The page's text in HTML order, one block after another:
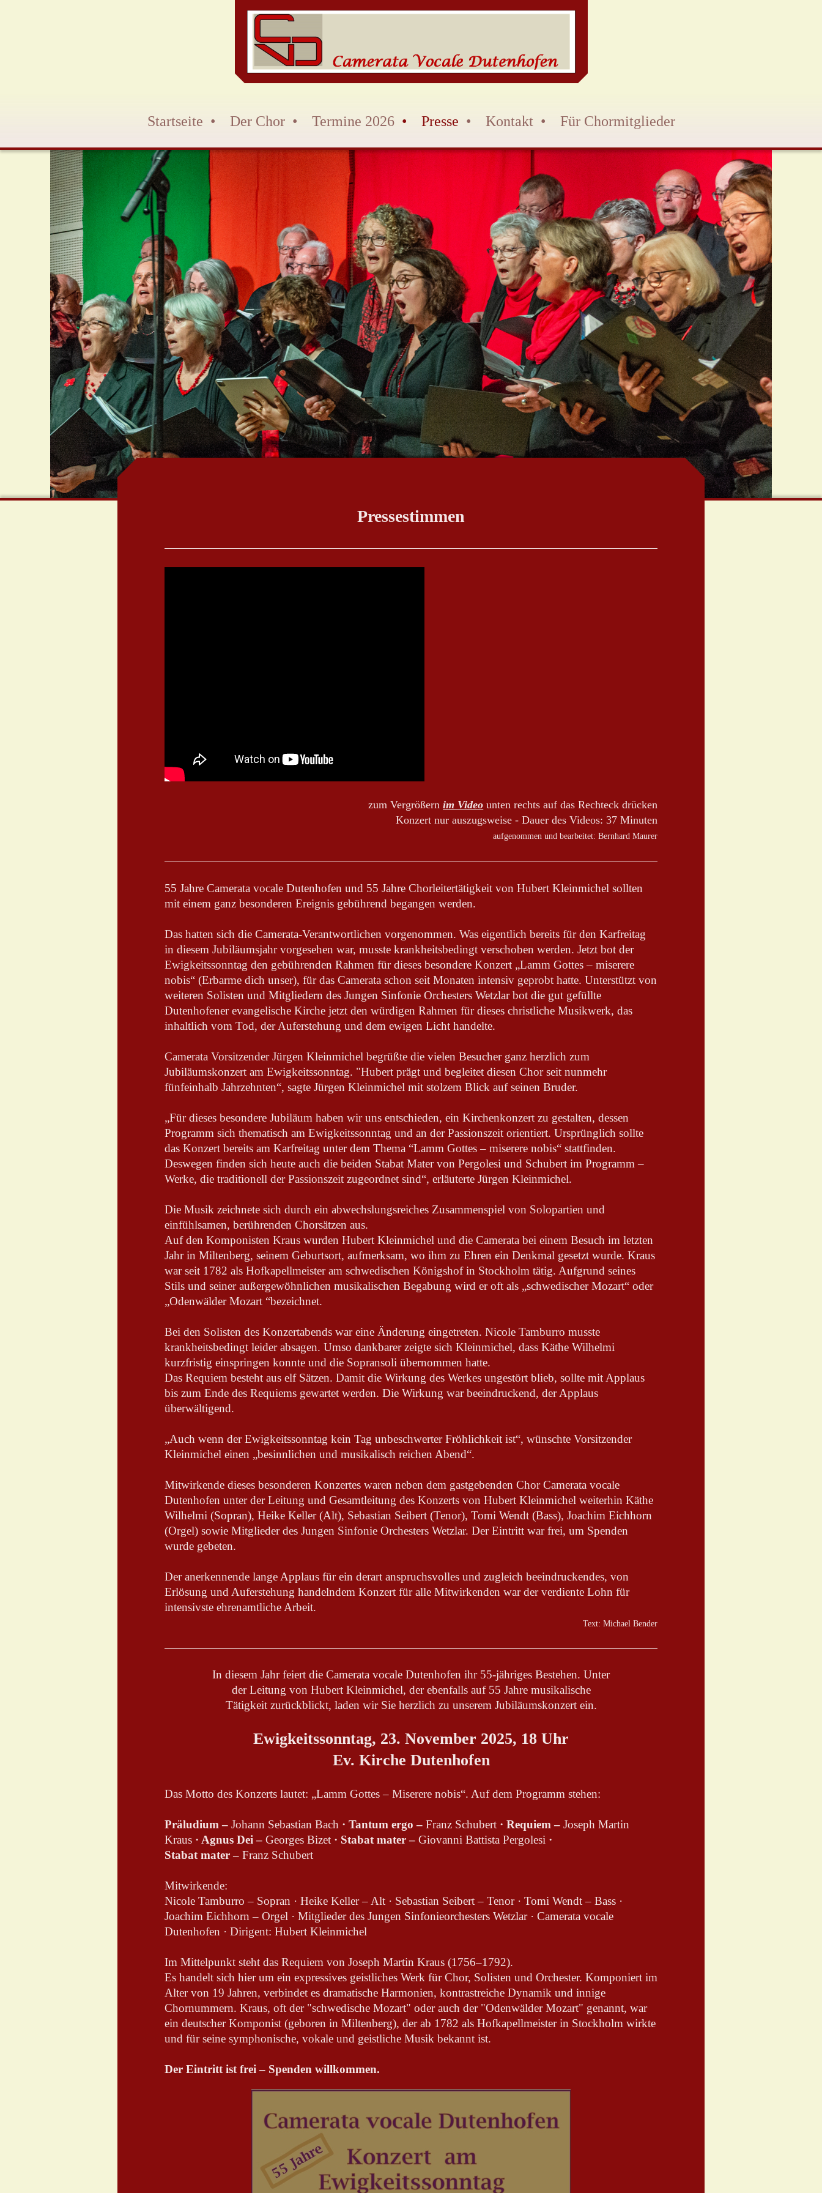
Startseite Der Chor Termine 2026 Presse Kontakt Für Chormitglieder
Pressestimmen
zum Vergrößernim Video unten rechts auf das Rechteck drücken
Konzert nur auszugsweise - Dauer des Videos: 37 Minuten
aufgenommen und bearbeitet: Bernhard Maurer
55 Jahre Camerata vocale Dutenhofen und 55 Jahre Chorleitertätigkeit von Hubert Kleinmichel sollten
mit einem ganz besonderen Ereignis gebührend begangen werden.
Das hatten sich die Camerata-Verantwortlichen vorgenommen. Was eigentlich bereits für den Karfreitag
in diesem Jubiläumsjahr vorgesehen war, musste krankheitsbedingt verschoben werden. Jetzt bot der
Ewigkeitssonntag den gebührenden Rahmen für dieses besondere Konzert „Lamm Gottes – miserere
nobis“ (Erbarme dich unser), für das Camerata schon seit Monaten intensiv geprobt hatte. Unterstützt von
weiteren Solisten und Mitgliedern des Jungen Sinfonie Orchesters Wetzlar bot die gut gefüllte
Dutenhofener evangelische Kirche jetzt den würdigen Rahmen für dieses christliche Musikwerk, das
inhaltlich vom Tod, der Auferstehung und dem ewigen Licht handelte.
Camerata Vorsitzender Jürgen Kleinmichel begrüßte die vielen Besucher ganz herzlich zum
Jubiläumskonzert am Ewigkeitssonntag. "Hubert prägt und begleitet diesen Chor seit nunmehr
fünfeinhalb Jahrzehnten“, sagte Jürgen Kleinmichel mit stolzem Blick auf seinen Bruder.
„Für dieses besondere Jubiläum haben wir uns entschieden, ein Kirchenkonzert zu gestalten, dessen
Programm sich thematisch am Ewigkeitssonntag und an der Passionszeit orientiert. Ursprünglich sollte
das Konzert bereits am Karfreitag unter dem Thema “Lamm Gottes – miserere nobis“ stattfinden.
Deswegen finden sich heute auch die beiden Stabat Mater von Pergolesi und Schubert im Programm –
Werke, die traditionell der Passionszeit zugeordnet sind“, erläuterte Jürgen Kleinmichel.
Die Musik zeichnete sich durch ein abwechslungsreiches Zusammenspiel von Solopartien und
einfühlsamen, berührenden Chorsätzen aus.
Auf den Komponisten Kraus wurden Hubert Kleinmichel und die Camerata bei einem Besuch im letzten
Jahr in Miltenberg, seinem Geburtsort, aufmerksam, wo ihm zu Ehren ein Denkmal gesetzt wurde. Kraus
war seit 1782 als Hofkapellmeister am schwedischen Königshof in Stockholm tätig. Aufgrund seines
Stils und seiner außergewöhnlichen musikalischen Begabung wird er oft als „schwedischer Mozart“ oder
„Odenwälder Mozart “bezeichnet.
Bei den Solisten des Konzertabends war eine Änderung eingetreten. Nicole Tamburro musste
krankheitsbedingt leider absagen. Umso dankbarer zeigte sich Kleinmichel, dass Käthe Wilhelmi
kurzfristig einspringen konnte und die Sopransoli übernommen hatte.
Das Requiem besteht aus elf Sätzen. Damit die Wirkung des Werkes ungestört blieb, sollte mit Applaus
bis zum Ende des Requiems gewartet werden. Die Wirkung war beeindruckend, der Applaus
überwältigend.
„Auch wenn der Ewigkeitssonntag kein Tag unbeschwerter Fröhlichkeit ist“, wünschte Vorsitzender
Kleinmichel einen „besinnlichen und musikalisch reichen Abend“.
Mitwirkende dieses besonderen Konzertes waren neben dem gastgebenden Chor Camerata vocale
Dutenhofen unter der Leitung und Gesamtleitung des Konzerts von Hubert Kleinmichel weiterhin Käthe
Wilhelmi (Sopran), Heike Keller (Alt), Sebastian Seibert (Tenor), Tomi Wendt (Bass), Joachim Eichhorn
(Orgel) sowie Mitglieder des Jungen Sinfonie Orchesters Wetzlar. Der Eintritt war frei, um Spenden
wurde gebeten.
Der anerkennende lange Applaus für ein derart anspruchsvolles und zugleich beeindruckendes, von
Erlösung und Auferstehung handelndem Konzert für alle Mitwirkenden war der verdiente Lohn für
intensivste ehrenamtliche Arbeit.
Text: Michael Bender
In diesem Jahr feiert die Camerata vocale Dutenhofen ihr 55-jähriges Bestehen. Unter
der Leitung von Hubert Kleinmichel, der ebenfalls auf 55 Jahre musikalische
Tätigkeit zurückblickt, laden wir Sie herzlich zu unserem Jubiläumskonzert ein.
Ewigkeitssonntag, 23. November 2025, 18 Uhr
Ev. Kirche Dutenhofen
Das Motto des Konzerts lautet: „Lamm Gottes – Miserere nobis“. Auf dem Programm stehen:
Präludium –Johann Sebastian Bach · Tantum ergo –Franz Schubert · Requiem –Joseph Martin
Kraus · Agnus Dei –Georges Bizet · Stabat mater –Giovanni Battista Pergolesi ·
Stabat mater –Franz Schubert
Mitwirkende:
Nicole Tamburro – Sopran · Heike Keller – Alt · Sebastian Seibert – Tenor · Tomi Wendt – Bass ·
Joachim Eichhorn – Orgel · Mitglieder des Jungen Sinfonieorchesters Wetzlar · Camerata vocale
Dutenhofen · Dirigent: Hubert Kleinmichel
Im Mittelpunkt steht das Requiem von Joseph Martin Kraus (1756–1792).
Es handelt sich hier um ein expressives geistliches Werk für Chor, Solisten und Orchester. Komponiert im
Alter von 19 Jahren, verbindet es dramatische Harmonien, kontrastreiche Dynamik und innige
Chornummern. Kraus, oft der "schwedische Mozart" oder auch der "Odenwälder Mozart" genannt, war
ein deutscher Komponist (geboren in Miltenberg), der ab 1782 als Hofkapellmeister in Stockholm wirkte
und für seine symphonische, vokale und geistliche Musik bekannt ist.
Der Eintritt ist frei – Spenden willkommen.